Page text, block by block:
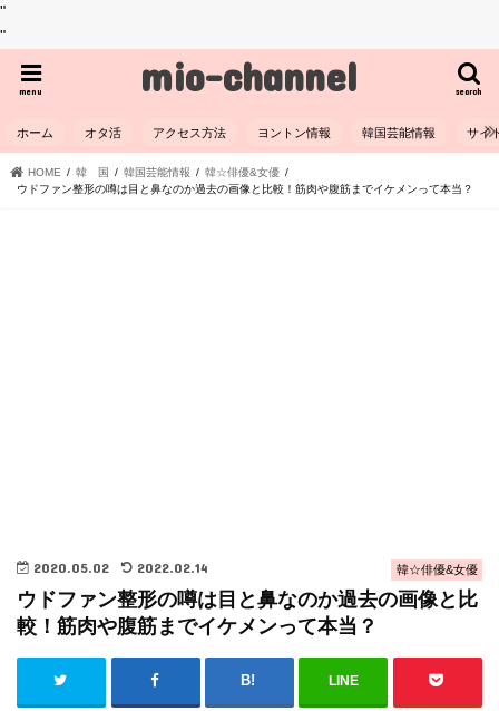
"
"
mio-channel search
menu
ホーム オタ活 アクセス方法 ヨントン情報 韓国芸能情報 サイ
HOME 韓 国 韓国芸能情報
韓☆俳優&女優
ウドファン整形の噂は目と鼻なのか過去の画像と比較！筋肉や腹筋までイケメンって本当？
韓☆俳優&女優
2020.05.02 2022.02.14
ウドファン整形の噂は目と鼻なのか過去の画像と比
較！筋肉や腹筋までイケメンって本当？
LINE